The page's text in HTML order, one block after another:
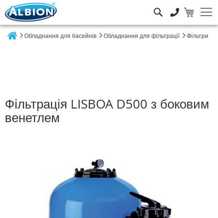
Обладнання для басейнів Обладнання для фільтрації Фільтри
Фільтрація LISBOA D500 з боковим
венетлем